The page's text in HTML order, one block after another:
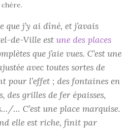
que j’y ai dîné, et j’avais
de-Ville estune des places
que j’aie vues. C’est une
avec toutes sortes de
pour l’effet ; des fontaines en
des grilles de fer épaisses,
… C’est une place marquise.
elle est riche, finit par